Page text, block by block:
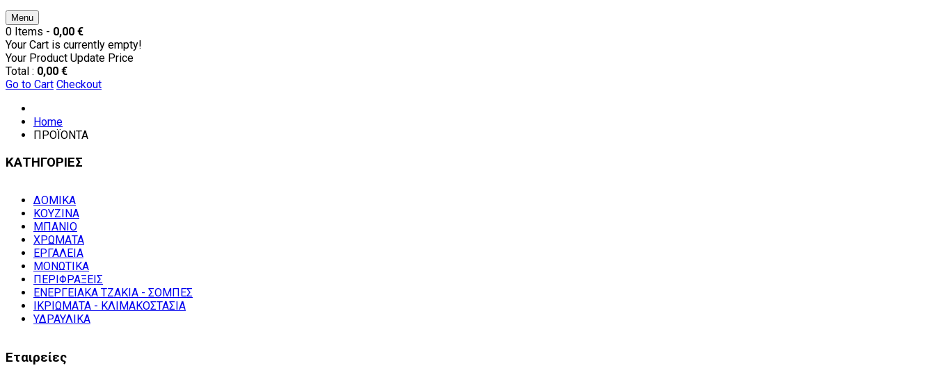
Menu
0 Items - 0,00 €
Your Cart is currently empty!
Your Product Update Price
Total : 0,00 €
Go to Cart Checkout
Home
ΠΡΟΪΟΝΤΑ
ΚΑΤΗΓΟΡΙΕΣ
ΔΟΜΙΚΑ
ΚΟΥΖΙΝΑ
ΜΠΑΝΙΟ
ΧΡΩΜΑΤΑ
ΕΡΓΑΛΕΙΑ
ΜΟΝΩΤΙΚΑ
ΠΕΡΙΦΡΑΞΕΙΣ
ΕΝΕΡΓΕΙΑΚΑ ΤΖΑΚΙΑ - ΣΟΜΠΕΣ
ΙΚΡΙΩΜΑΤΑ - ΚΛΙΜΑΚΟΣΤΑΣΙΑ
ΥΔΡΑΥΛΙΚΑ
Εταιρείες